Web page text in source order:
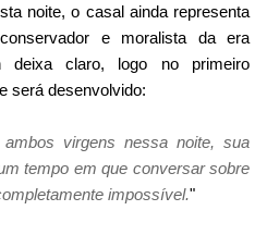
noite, o casal ainda representa
e moralista da era
deixa claro, logo no primeiro
será desenvolvido:
virgens nessa noite, sua
tempo em que conversar sobre
impossível."